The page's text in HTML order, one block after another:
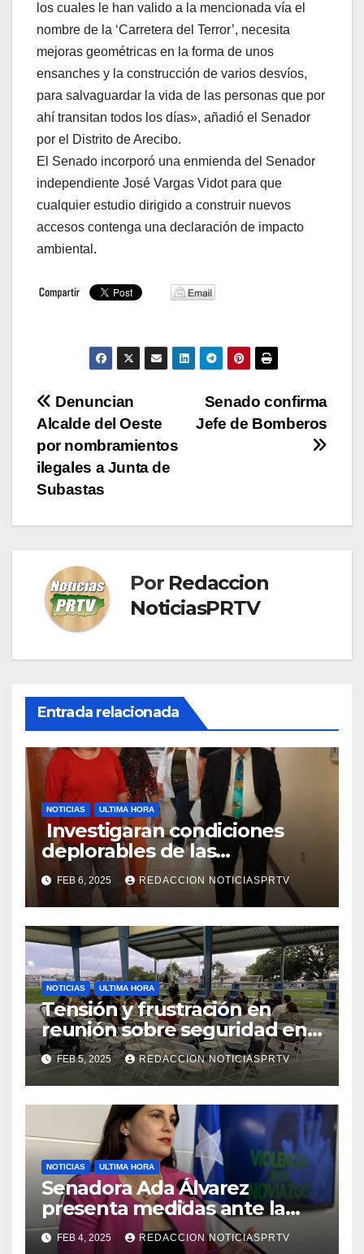
los cuales le han valido a la mencionada vía el
nombre de la ‘Carretera del Terror’, necesita
mejoras geométricas en la forma de unos
ensanches y la construcción de varios desvíos,
para salvaguardar la vida de las personas que por
ahí transitan todos los días», añadió el Senador
por el Distrito de Arecibo.
El Senado incorporó una enmienda del Senador
independiente José Vargas Vidot para que
cualquier estudio dirigido a construir nuevos
accesos contenga una declaración de impacto
ambiental.
Navegación
de
entradas
Senado confirma
Jefe de Bomberos
Denuncian
Alcalde del Oeste
por nombramientos
ilegales a Junta de
Subastas
Por Redaccion
NoticiasPRTV
Entrada relacionada
NOTICIAS ULTIMA HORA
Investigaran condiciones
deplorables de las
facilidades el Departamento
de la Salud en Mayagüez
FEB 6, 2025 REDACCION NOTICIASPRTV
NOTICIAS ULTIMA HORA
Tensión y frustración en
reunión sobre seguridad en
Reparto Metropolitano
FEB 5, 2025 REDACCION NOTICIASPRTV
NOTICIAS ULTIMA HORA
Senadora Ada Álvarez
presenta medidas ante la
violencia en el noviazgo
FEB 4, 2025 REDACCION NOTICIASPRTV